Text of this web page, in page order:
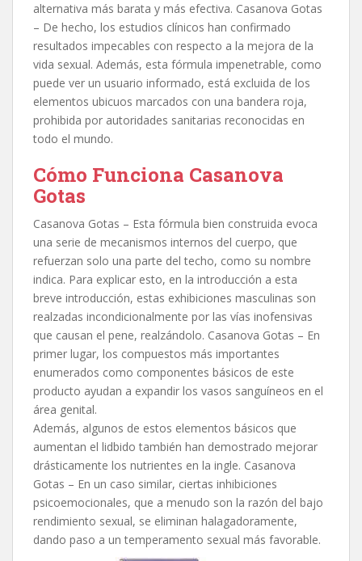
alternativa más barata y más efectiva. Casanova Gotas
– De hecho, los estudios clínicos han confirmado
resultados impecables con respecto a la mejora de la
vida sexual. Además, esta fórmula impenetrable, como
puede ver un usuario informado, está excluida de los
elementos ubicuos marcados con una bandera roja,
prohibida por autoridades sanitarias reconocidas en
todo el mundo.
Cómo Funciona Casanova
Gotas
Casanova Gotas – Esta fórmula bien construida evoca
una serie de mecanismos internos del cuerpo, que
refuerzan solo una parte del techo, como su nombre
indica. Para explicar esto, en la introducción a esta
breve introducción, estas exhibiciones masculinas son
realzadas incondicionalmente por las vías inofensivas
que causan el pene, realzándolo. Casanova Gotas – En
primer lugar, los compuestos más importantes
enumerados como componentes básicos de este
producto ayudan a expandir los vasos sanguíneos en el
área genital.
Además, algunos de estos elementos básicos que
aumentan el lidbido también han demostrado mejorar
drásticamente los nutrientes en la ingle. Casanova
Gotas – En un caso similar, ciertas inhibiciones
psicoemocionales, que a menudo son la razón del bajo
rendimiento sexual, se eliminan halagadoramente,
dando paso a un temperamento sexual más favorable.